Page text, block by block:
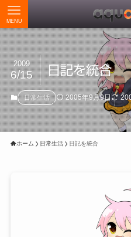
MENU
日記を統合
2009
6/15
日常生活 2005年9月9日
ホーム 日常生活 日記を統合